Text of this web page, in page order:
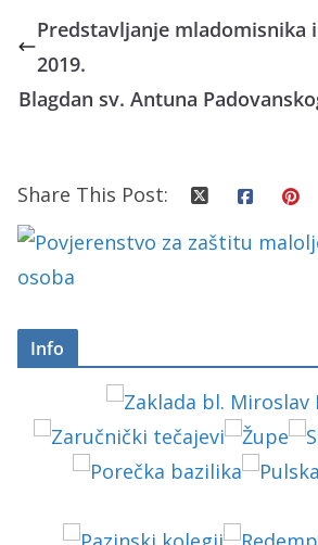
Predstavljanje mladomisnika
2019.
Blagdan sv. Antuna
Share This Post:
Info